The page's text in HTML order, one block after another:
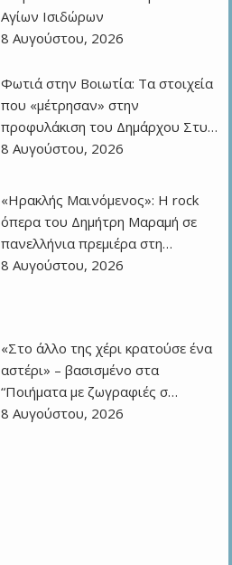
Αγίων Ισιδώρων
8 Αυγούστου, 2026
Φωτιά στην Βοιωτία: Τα στοιχεία
που «μέτρησαν» στην
προφυλάκιση του Δημάρχου Στυ…
8 Αυγούστου, 2026
«Ηρακλής Μαινόμενος»: H rock
όπερα του Δημήτρη Μαραμή σε
πανελλήνια πρεμιέρα στη…
8 Αυγούστου, 2026
«Στο άλλο της χέρι κρατούσε ένα
αστέρι» – βασισμένο στα
“Ποιήματα με ζωγραφιές σ…
8 Αυγούστου, 2026